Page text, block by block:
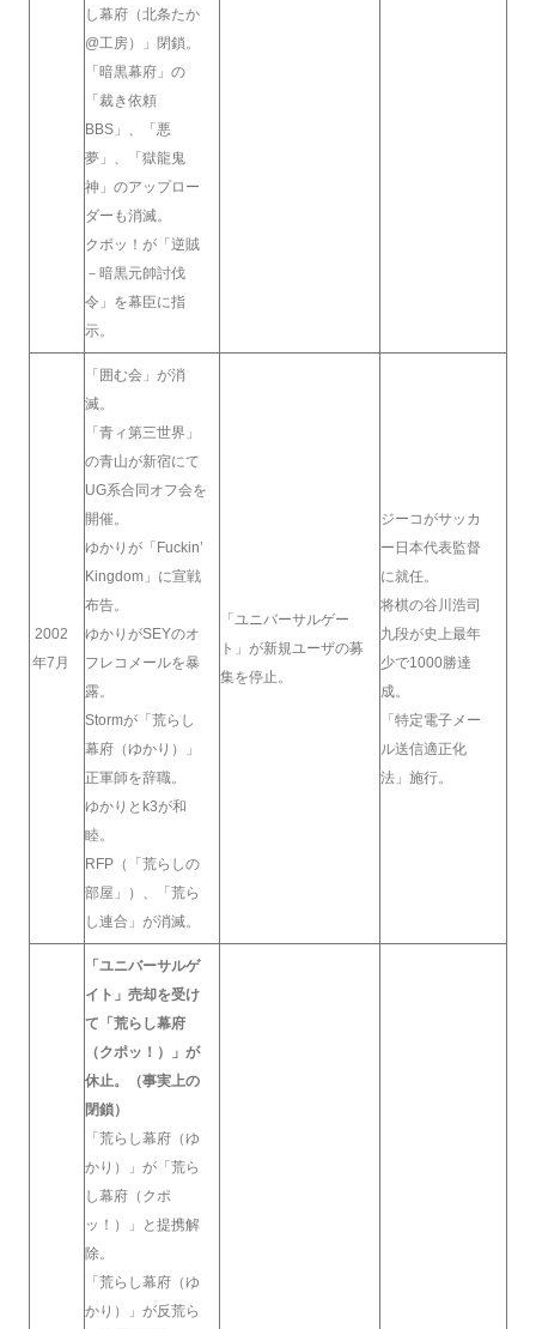
し幕府（北条たか
@工房）」閉鎖。
「暗黒幕府」の
「裁き依頼
BBS」、「悪
夢」、「獄龍鬼
神」のアップロー
ダーも消滅。
クポッ！が「逆賊
－暗黒元帥討伐
令」を幕臣に指
示。
2002
年7月
「囲む会」が消
滅。
「青ィ第三世界」
の青山が新宿にて
UG系合同オフ会を
開催。
ゆかりが「Fuckin’
Kingdom」に宣戦
布告。
ゆかりがSEYのオ
フレコメールを暴
露。
Stormが「荒らし
幕府（ゆかり）」
正軍師を辞職。
ゆかりとk3が和
睦。
RFP（「荒らしの
部屋」）、「荒ら
し連合」が消滅。
「ユニバーサルゲー
ト」が新規ユーザの募
集を停止。
ジーコがサッカ
ー日本代表監督
に就任。
将棋の谷川浩司
九段が史上最年
少で1000勝達
成。
「特定電子メー
ル送信適正化
法」施行。
「ユニバーサルゲ
イト」売却を受け
て「荒らし幕府
（クポッ！）」が
休止。（事実上の
閉鎖）
「荒らし幕府（ゆ
かり）」が「荒ら
し幕府（クポ
ッ！）」と提携解
除。
「荒らし幕府（ゆ
かり）」が反荒ら